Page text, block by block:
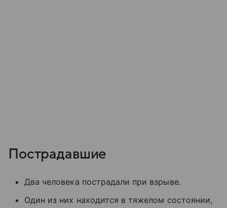
Пострадавшие
Два человека пострадали при взрыве.
Один из них находится в тяжелом состоянии,